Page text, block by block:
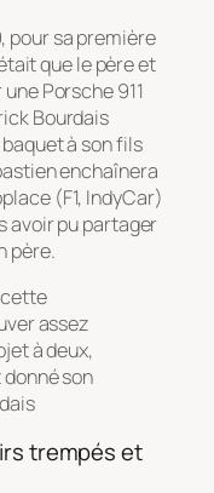
pour sa première
que le père et
Porsche 911
Bourdais
à son fils
enchaînera
(F1, IndyCar)
avoir pu partager
père.
cette
assez
à deux,
son
trempés et